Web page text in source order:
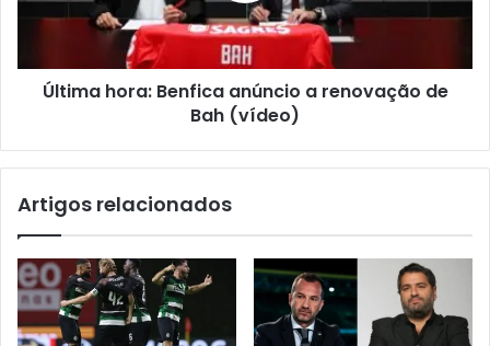
Última hora: Benfica anúncio a renovação de
Bah (vídeo)
Artigos relacionados